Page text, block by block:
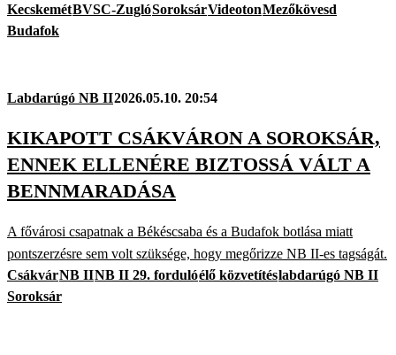
KecskemétBVSC-ZuglóSoroksárVideotonMezőkövesd
Budafok
Labdarúgó NB II2026.05.10. 20:54
KIKAPOTT CSÁKVÁRON A SOROKSÁR,
ENNEK ELLENÉRE BIZTOSSÁ VÁLT A
BENNMARADÁSA
A fővárosi csapatnak a Békéscsaba és a Budafok botlása miatt
pontszerzésre sem volt szüksége, hogy megőrizze NB II-es tagságát.
CsákvárNB IINB II 29. fordulóélő közvetítéslabdarúgó NB II
Soroksár